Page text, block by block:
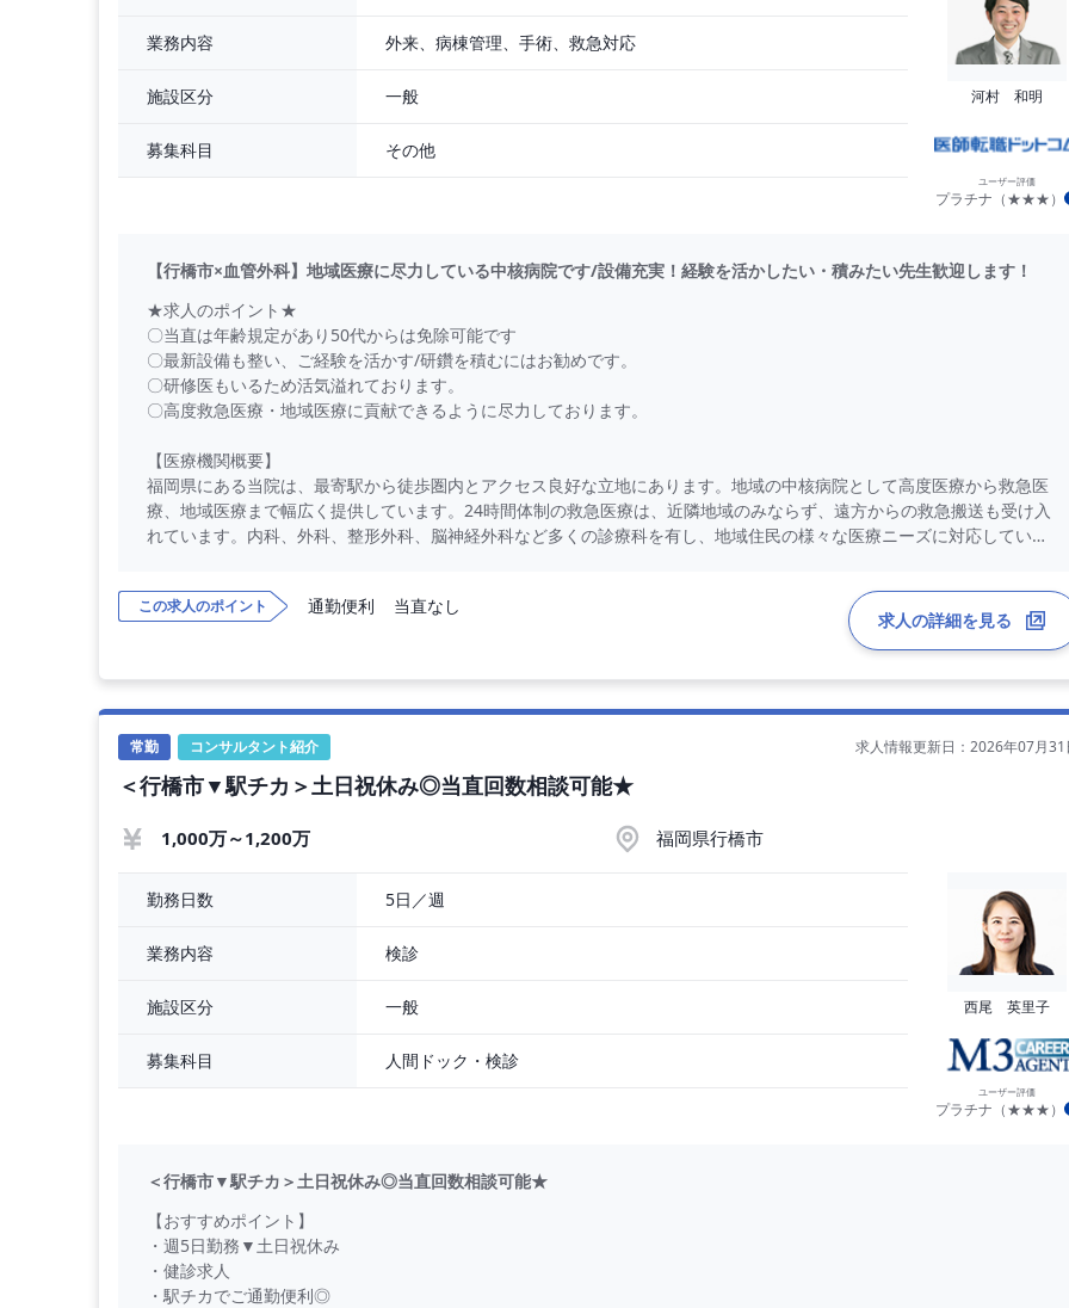
業務内容 外来、病棟管理、手術、救急対応
施設区分 一般
募集科目 その他
河村 和明
ユーザー評価
プラチナ（★★★）
【行橋市×血管外科】地域医療に尽力している中核病院です/設備充実！経験を活かしたい・積みたい先生歓迎します！
★求人のポイント★
〇当直は年齢規定があり50代からは免除可能です
〇最新設備も整い、ご経験を活かす/研鑽を積むにはお勧めです。
〇研修医もいるため活気溢れております。
〇高度救急医療・地域医療に貢献できるように尽力しております。
【医療機関概要】
福岡県にある当院は、最寄駅から徒歩圏内とアクセス良好な立地にあります。地域の中核病院として高度医療から救急医
療、地域医療まで幅広く提供しています。24時間体制の救急医療は、近隣地域のみならず、遠方からの救急搬送も受け入
れています。内科、外科、整形外科、脳神経外科など多くの診療科を有し、地域住民の様々な医療ニーズに対応していま
携を強化することで、地域医療の継続的な発展を目指しています。
この求人のポイント 通勤便利 当直なし
求人の詳細を見る
常勤 コンサルタント紹介 求人情報更新日：2026年07月31
＜行橋市▼駅チカ＞土日祝休み◎当直回数相談可能★
1,000万～1,200万 福岡県行橋市
勤務日数 5日／週
業務内容 検診
施設区分 一般
募集科目 人間ドック・検診
西尾 英里子
ユーザー評価
プラチナ（★★★）
＜行橋市▼駅チカ＞土日祝休み◎当直回数相談可能★
【おすすめポイント】
・週5日勤務▼土日祝休み
・健診求人
・駅チカでご通勤便利◎